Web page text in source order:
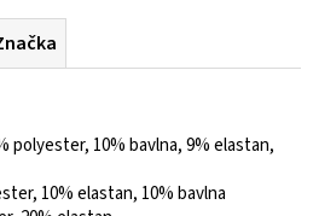
polyester, 10% bavlna, 9% elastan,
10% elastan, 10% bavlna